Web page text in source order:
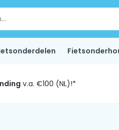
v.a. €100 (NL)!*